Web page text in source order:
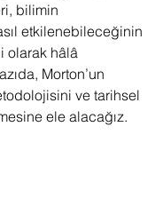
bilimin
etkilenebileceğinin
olarak hâlâ
Morton’un
ve tarihsel
ele alacağız.